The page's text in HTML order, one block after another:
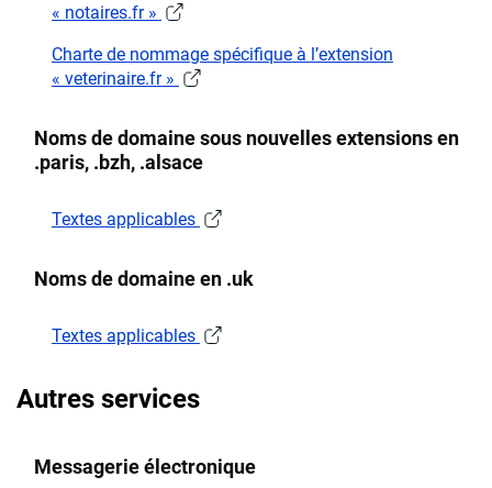
« notaires.fr »
Charte de nommage spécifique à l’extension
« veterinaire.fr »
Noms de domaine sous nouvelles extensions en
.paris, .bzh, .alsace
Textes applicables
Noms de domaine en .uk
Textes applicables
Autres services
Messagerie électronique